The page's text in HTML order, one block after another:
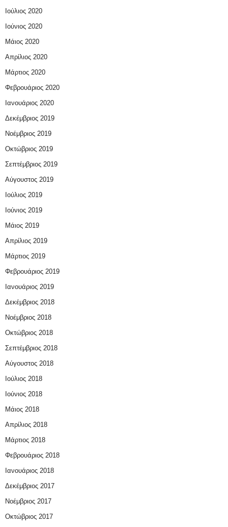
Ιούλιος 2020
Ιούνιος 2020
Μάιος 2020
Απρίλιος 2020
Μάρτιος 2020
Φεβρουάριος 2020
Ιανουάριος 2020
Δεκέμβριος 2019
Νοέμβριος 2019
Οκτώβριος 2019
Σεπτέμβριος 2019
Αύγουστος 2019
Ιούλιος 2019
Ιούνιος 2019
Μάιος 2019
Απρίλιος 2019
Μάρτιος 2019
Φεβρουάριος 2019
Ιανουάριος 2019
Δεκέμβριος 2018
Νοέμβριος 2018
Οκτώβριος 2018
Σεπτέμβριος 2018
Αύγουστος 2018
Ιούλιος 2018
Ιούνιος 2018
Μάιος 2018
Απρίλιος 2018
Μάρτιος 2018
Φεβρουάριος 2018
Ιανουάριος 2018
Δεκέμβριος 2017
Νοέμβριος 2017
Οκτώβριος 2017